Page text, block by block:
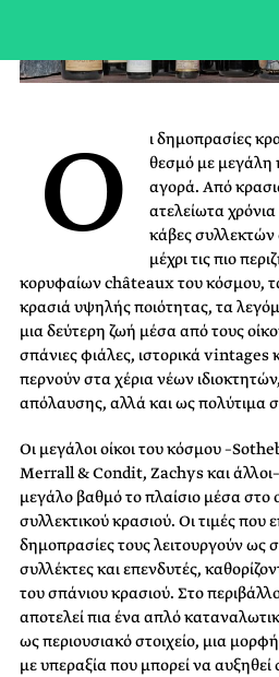
Ο
ι δημοπρασίες
θεσμό με μεγάλη
αγορά. Από
ατελείωτα χρόνια
κάβες συλλεκτών
μέχρι τις πιο
κορυφαίων châteaux του κόσμου,
κρασιά υψηλής ποιότητας, τα
μια δεύτερη ζωή μέσα από τους
σπάνιες φιάλες, ιστορικά vintages
περνούν στα χέρια νέων
απόλαυσης, αλλά και ως πολύτιμα
Οι μεγάλοι οίκοι του κόσμου
Merrall & Condit, Zachys και
μεγάλο βαθμό το πλαίσιο μέσα στο
συλλεκτικού κρασιού. Οι τιμές που
δημοπρασίες τους λειτουργούν ως
συλλέκτες και επενδυτές,
του σπάνιου κρασιού. Στο
αποτελεί πια ένα απλό
ως περιουσιακό στοιχείο, μια
με υπεραξία που μπορεί να αυξηθεί